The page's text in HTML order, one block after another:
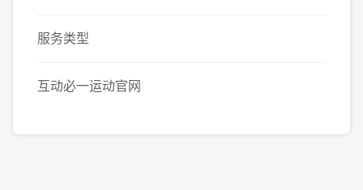
服务类型
互动必一运动官网